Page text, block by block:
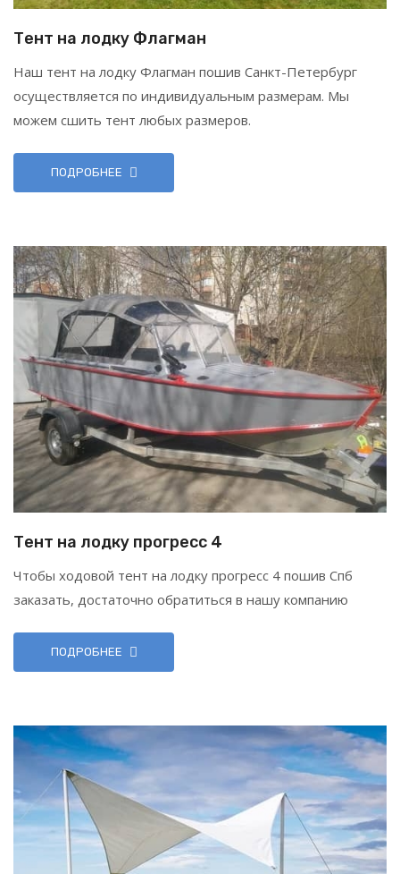
Тент на лодку Флагман
Наш тент на лодку Флагман пошив Санкт-Петербург
осуществляется по индивидуальным размерам. Мы
можем сшить тент любых размеров.
ПОДРОБНЕЕ
Тент на лодку прогресс 4
Чтобы ходовой тент на лодку прогресс 4 пошив Спб
заказать, достаточно обратиться в нашу компанию
ПОДРОБНЕЕ